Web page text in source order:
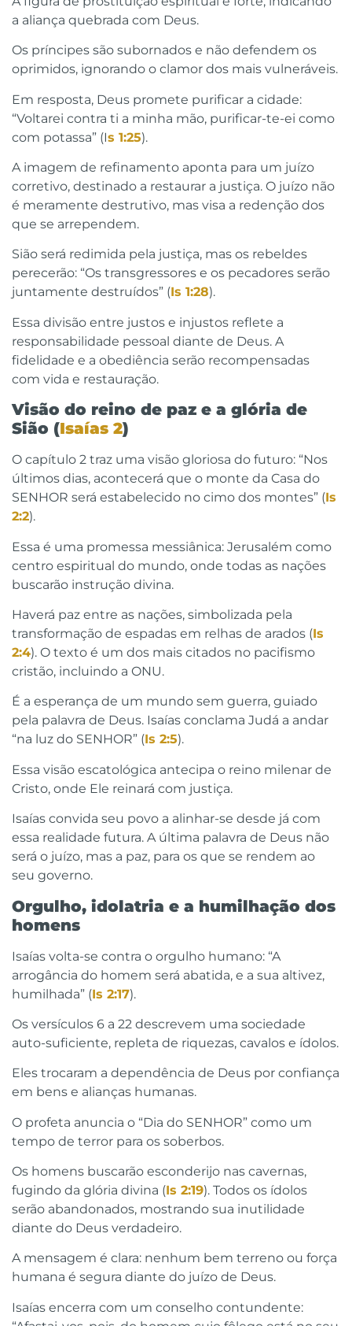
a aliança quebrada com Deus.
Os príncipes são subornados e não defendem os
oprimidos, ignorando o clamor dos mais vulneráveis.
Em resposta, Deus promete purificar a cidade:
“Voltarei contra ti a minha mão, purificar-te-ei como
com potassa” (Is 1:25).
A imagem de refinamento aponta para um juízo
corretivo, destinado a restaurar a justiça. O juízo não
é meramente destrutivo, mas visa a redenção dos
que se arrependem.
Sião será redimida pela justiça, mas os rebeldes
perecerão: “Os transgressores e os pecadores serão
juntamente destruídos” (Is 1:28).
Essa divisão entre justos e injustos reflete a
responsabilidade pessoal diante de Deus. A
fidelidade e a obediência serão recompensadas
com vida e restauração.
Visão do reino de paz e a glória de
Sião (Isaías 2)
O capítulo 2 traz uma visão gloriosa do futuro: “Nos
últimos dias, acontecerá que o monte da Casa do
SENHOR será estabelecido no cimo dos montes” (Is
2:2).
Essa é uma promessa messiânica: Jerusalém como
centro espiritual do mundo, onde todas as nações
buscarão instrução divina.
Haverá paz entre as nações, simbolizada pela
transformação de espadas em relhas de arados (Is
2:4). O texto é um dos mais citados no pacifismo
cristão, incluindo a ONU.
É a esperança de um mundo sem guerra, guiado
pela palavra de Deus. Isaías conclama Judá a andar
“na luz do SENHOR” (Is 2:5).
Essa visão escatológica antecipa o reino milenar de
Cristo, onde Ele reinará com justiça.
Isaías convida seu povo a alinhar-se desde já com
essa realidade futura. A última palavra de Deus não
será o juízo, mas a paz, para os que se rendem ao
seu governo.
Orgulho, idolatria e a humilhação dos
homens
Isaías volta-se contra o orgulho humano: “A
arrogância do homem será abatida, e a sua altivez,
humilhada” (Is 2:17).
Os versículos 6 a 22 descrevem uma sociedade
auto-suficiente, repleta de riquezas, cavalos e ídolos.
Eles trocaram a dependência de Deus por confiança
em bens e alianças humanas.
O profeta anuncia o “Dia do SENHOR” como um
tempo de terror para os soberbos.
Os homens buscarão esconderijo nas cavernas,
fugindo da glória divina (Is 2:19). Todos os ídolos
serão abandonados, mostrando sua inutilidade
diante do Deus verdadeiro.
A mensagem é clara: nenhum bem terreno ou força
humana é segura diante do juízo de Deus.
Isaías encerra com um conselho contundente: